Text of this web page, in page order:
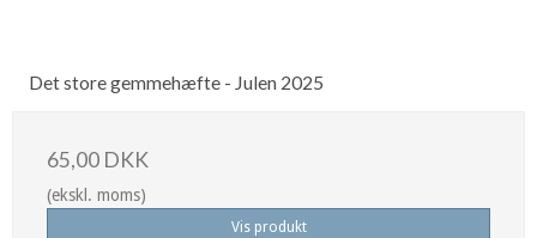
Det store gemmehæfte - Julen 2025
65,00 DKK
(ekskl. moms)
Vis produkt